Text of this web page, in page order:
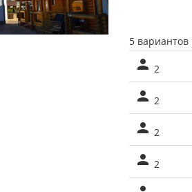
5
2
2
2
2